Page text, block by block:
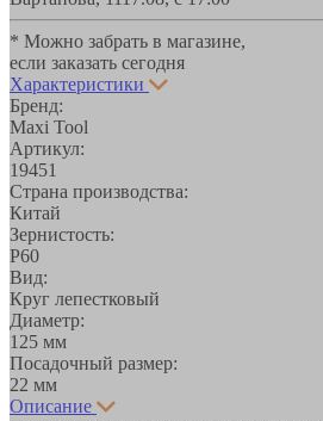
* Можно забрать в магазине,
если заказать сегодня
Характеристики
Бренд:
Maxi Tool
Артикул:
19451
Страна производства:
Китай
Зернистость:
Р60
Вид:
Круг лепестковый
Диаметр:
125 мм
Посадочный размер:
22 мм
Описание